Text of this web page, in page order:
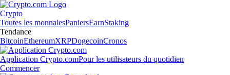
Crypto
Toutes les monnaiesPaniersEarnStaking
Tendance
BitcoinEthereumXRPDogecoinCronos
Application Crypto.comPour les utilisateurs du quotidien
Commencer